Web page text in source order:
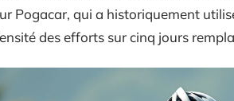
Pogacar, qui a historiquement
des efforts sur cinq jours